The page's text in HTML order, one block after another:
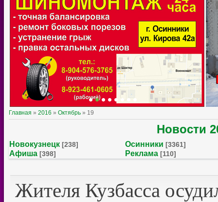
Главная » 2016 » Октябрь » 19
Новости
Новокузнецк [238] Осинники [3361]
Афиша [398] Реклама [110]
Жителя Кузбасса